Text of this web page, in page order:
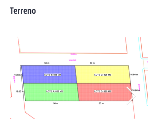
Terreno